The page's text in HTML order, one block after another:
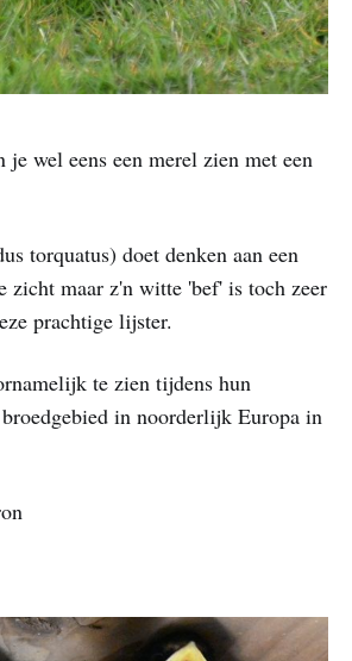
wel eens een merel zien met een
torquatus) doet denken aan een
zicht maar z'n witte 'bef' is toch zeer
prachtige lijster.
te zien tijdens hun
in noorderlijk Europa in